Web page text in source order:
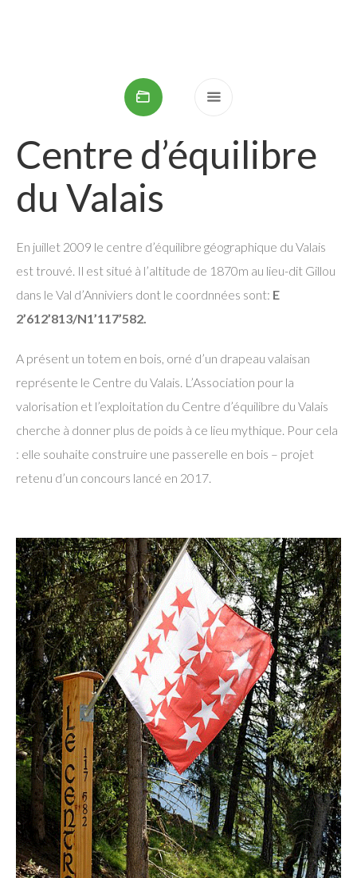
Centre d’équilibre
du Valais
En juillet 2009 le centre d’équilibre géographique du Valais
est trouvé. Il est situé à l’altitude de 1870m au lieu-dit Gillou
dans le Val d’Anniviers dont le coordnnées sont: E
2’612’813/N1’117’582.
A présent un totem en bois, orné d’un drapeau valaisan
représente le Centre du Valais. L’Association pour la
valorisation et l’exploitation du Centre d’équilibre du Valais
cherche à donner plus de poids à ce lieu mythique. Pour cela
: elle souhaite construire une passerelle en bois – projet
retenu d’un concours lancé en 2017.